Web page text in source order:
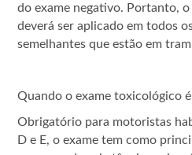
do exame negativo. Portanto,
deverá ser aplicado em todos
semelhantes que estão em
Quando o exame toxicológico
Obrigatório para motoristas
D e E, o exame tem como